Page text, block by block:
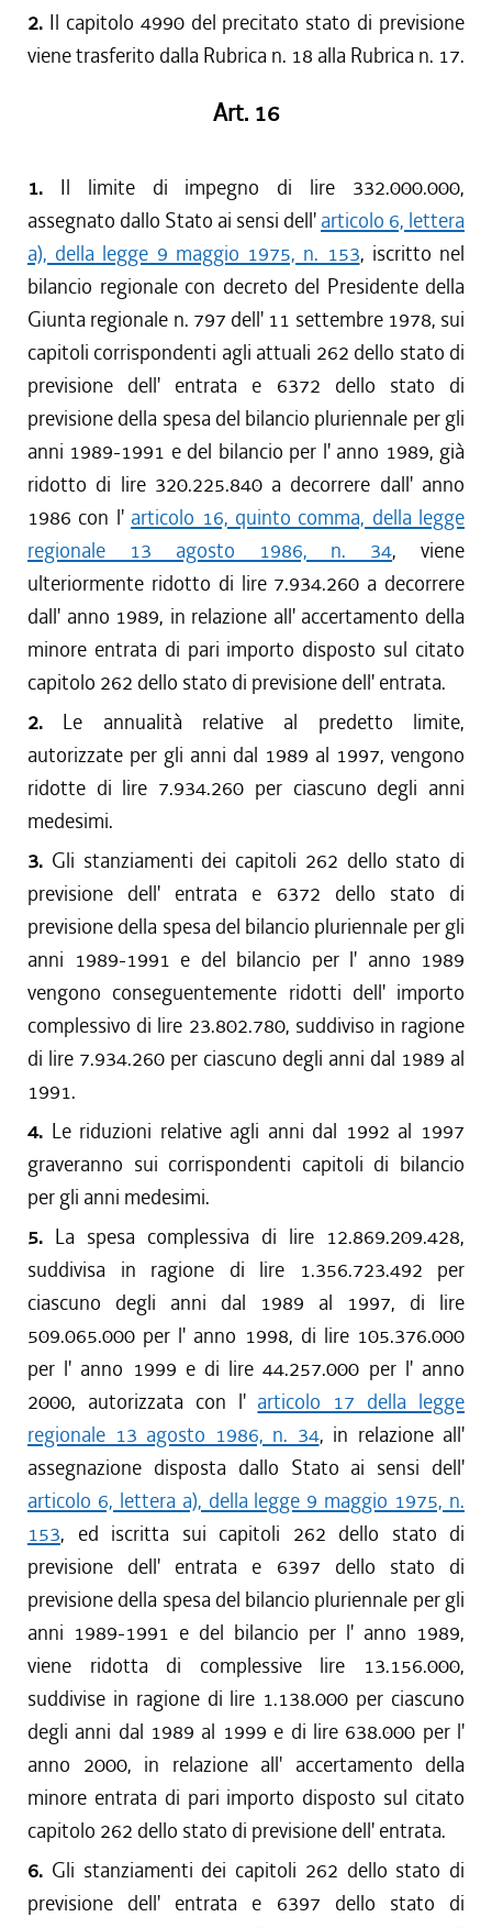
2. Il capitolo 4990 del precitato stato di previsione
viene trasferito dalla Rubrica n. 18 alla Rubrica n. 17.
Art. 16
1. Il limite di impegno di lire 332.000.000,
assegnato dallo Stato ai sensi dell' articolo 6, lettera
a), della legge 9 maggio 1975, n. 153, iscritto nel
bilancio regionale con decreto del Presidente della
Giunta regionale n. 797 dell' 11 settembre 1978, sui
capitoli corrispondenti agli attuali 262 dello stato di
previsione dell' entrata e 6372 dello stato di
previsione della spesa del bilancio pluriennale per gli
anni 1989-1991 e del bilancio per l' anno 1989, già
ridotto di lire 320.225.840 a decorrere dall' anno
1986 con l' articolo 16, quinto comma, della legge
regionale 13 agosto 1986, n. 34, viene
ulteriormente ridotto di lire 7.934.260 a decorrere
dall' anno 1989, in relazione all' accertamento della
minore entrata di pari importo disposto sul citato
capitolo 262 dello stato di previsione dell' entrata.
2. Le annualità relative al predetto limite,
autorizzate per gli anni dal 1989 al 1997, vengono
ridotte di lire 7.934.260 per ciascuno degli anni
medesimi.
3. Gli stanziamenti dei capitoli 262 dello stato di
previsione dell' entrata e 6372 dello stato di
previsione della spesa del bilancio pluriennale per gli
anni 1989-1991 e del bilancio per l' anno 1989
vengono conseguentemente ridotti dell' importo
complessivo di lire 23.802.780, suddiviso in ragione
di lire 7.934.260 per ciascuno degli anni dal 1989 al
1991.
4. Le riduzioni relative agli anni dal 1992 al 1997
graveranno sui corrispondenti capitoli di bilancio
per gli anni medesimi.
5. La spesa complessiva di lire 12.869.209.428,
suddivisa in ragione di lire 1.356.723.492 per
ciascuno degli anni dal 1989 al 1997, di lire
509.065.000 per l' anno 1998, di lire 105.376.000
per l' anno 1999 e di lire 44.257.000 per l' anno
2000, autorizzata con l' articolo 17 della legge
regionale 13 agosto 1986, n. 34, in relazione all'
assegnazione disposta dallo Stato ai sensi dell'
articolo 6, lettera a), della legge 9 maggio 1975, n.
153, ed iscritta sui capitoli 262 dello stato di
previsione dell' entrata e 6397 dello stato di
previsione della spesa del bilancio pluriennale per gli
anni 1989-1991 e del bilancio per l' anno 1989,
viene ridotta di complessive lire 13.156.000,
suddivise in ragione di lire 1.138.000 per ciascuno
degli anni dal 1989 al 1999 e di lire 638.000 per l'
anno 2000, in relazione all' accertamento della
minore entrata di pari importo disposto sul citato
capitolo 262 dello stato di previsione dell' entrata.
6. Gli stanziamenti dei capitoli 262 dello stato di
previsione dell' entrata e 6397 dello stato di